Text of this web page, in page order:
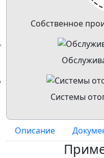
Собственное
Системы
Описание